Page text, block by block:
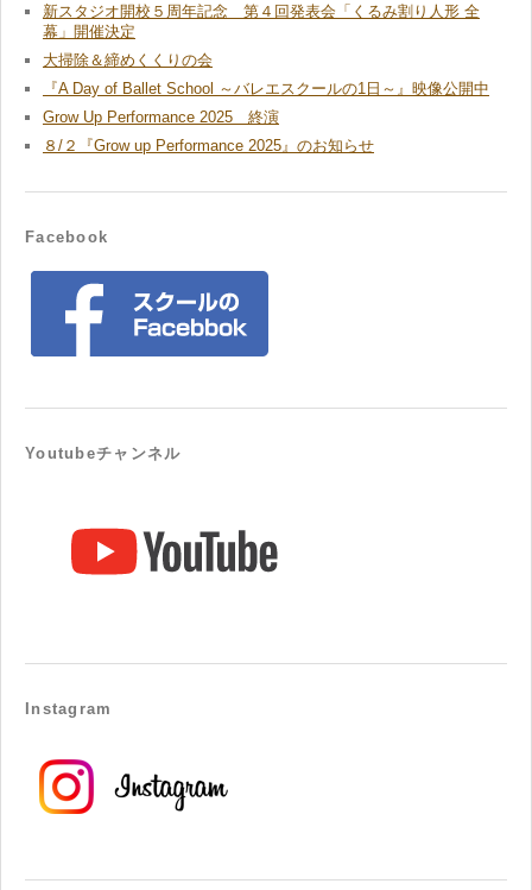
新スタジオ開校５周年記念 第４回発表会「くるみ割り人形 全
幕」開催決定
大掃除＆締めくくりの会
『A Day of Ballet School ～バレエスクールの1日～』映像公開中
Grow Up Performance 2025 終演
８/２『Grow up Performance 2025』のお知らせ
Facebook
Youtubeチャンネル
Instagram